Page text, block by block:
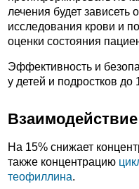
лечения будет зависеть
исследования крови и
оценки состояния
Эффективность и
у детей и подростков до
Взаимодействие
На 15% снижает
также концентрацию
теофиллина.